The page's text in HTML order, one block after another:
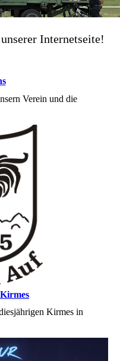
Internetseite!
Verein und die
Kirmes in